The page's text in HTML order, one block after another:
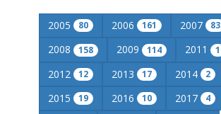
2005 80 2006 161 2007 83
2008 158 2009 114 2011 1
2012 12 2013 17 2014 2
2015 19 2016 10 2017 4